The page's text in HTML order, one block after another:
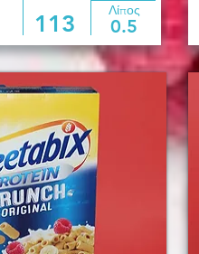
113 Λίπος
0.5